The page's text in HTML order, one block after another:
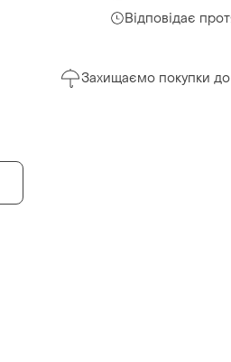
Відповідає
Захищаємо покупки